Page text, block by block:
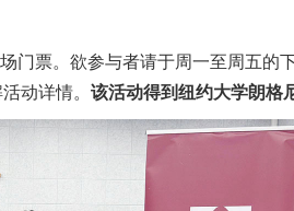
门票。欲参与者请于周一至周五的
动详情。 该活动得到纽约大学朗格